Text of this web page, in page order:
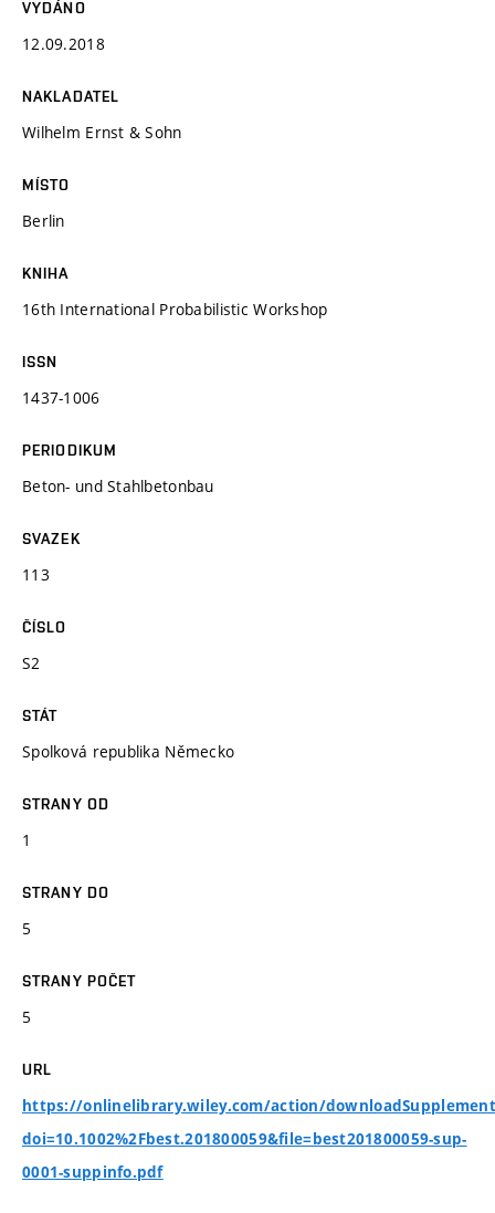
VYDÁNO
12.09.2018
NAKLADATEL
Wilhelm Ernst & Sohn
MÍSTO
Berlin
KNIHA
16th International Probabilistic Workshop
ISSN
1437-1006
PERIODIKUM
Beton- und Stahlbetonbau
SVAZEK
113
ČÍSLO
S2
STÁT
Spolková republika Německo
STRANY OD
1
STRANY DO
5
STRANY POČET
5
URL
https://onlinelibrary.wiley.com/action/
doi=10.1002%2Fbest.201800059&file=best201800059-sup-
0001-suppinfo.pdf